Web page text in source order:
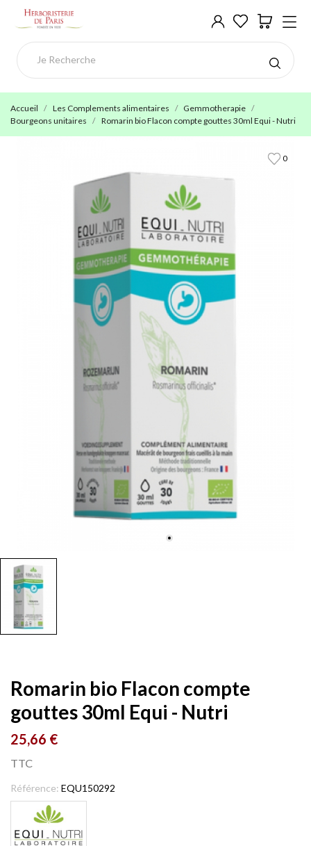
Accueil Les Complements alimentaires
Gemmotherapie
Bourgeons unitaires
Romarin bio Flacon compte gouttes 30ml Equi - Nutri
0
Romarin bio Flacon compte
gouttes 30ml Equi - Nutri
25,66 €
TTC
Référence: EQU150292